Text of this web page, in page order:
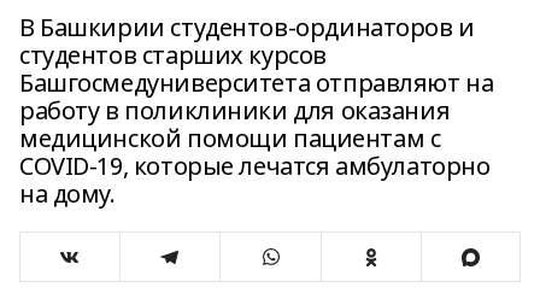
В Башкирии студентов-ординаторов и
студентов старших курсов
Башгосмедуниверситета отправляют на
работу в поликлиники для оказания
медицинской помощи пациентам с
COVID-19, которые лечатся амбулаторно
на дому.